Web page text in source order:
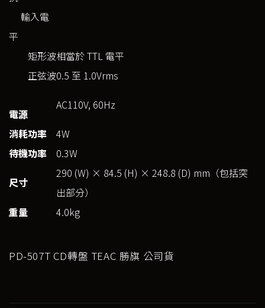
輸入電
平
矩形波相當於 TTL 電平
正弦波0.5 至 1.0Vrms
電源
AC110V, 60Hz
消耗功率
4W
待機功率
0.3W
尺寸
290 (W) × 84.5 (H) × 248.8 (D) mm（包括突
出部分）
重量
4.0kg
PD-507T CD轉盤 TEAC 勝旗 公司貨